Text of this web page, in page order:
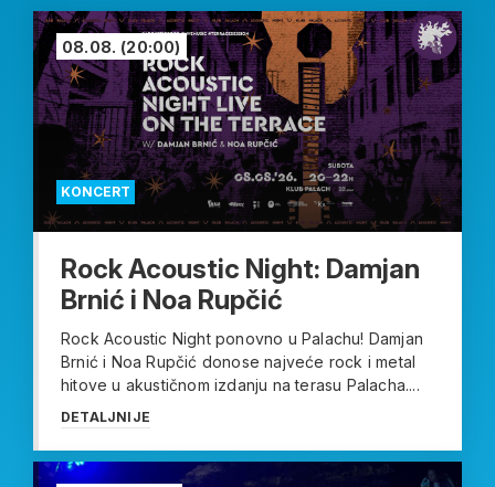
KONCERT
08.08. (20:00)
Rock Acoustic Night: Damjan
Brnić i Noa Rupčić
Rock Acoustic Night ponovno u Palachu! Damjan
Brnić i Noa Rupčić donose najveće rock i metal
hitove u akustičnom izdanju na terasu Palacha....
DETALJNIJE